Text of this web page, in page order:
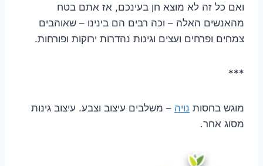
ואם כל זה לא מוצא חן בעינכם, אז אתם בטח
מהאנשים האלה – וכה רבים הם בינינו – שאוהבים
צמחים ופרחים ועצים וגינות נהדרות ירוקות ופורחות.
***
מוגש בחסות נויה – משלבים עיצוב וצבע. עיצוב גינות
מסוג אחר.